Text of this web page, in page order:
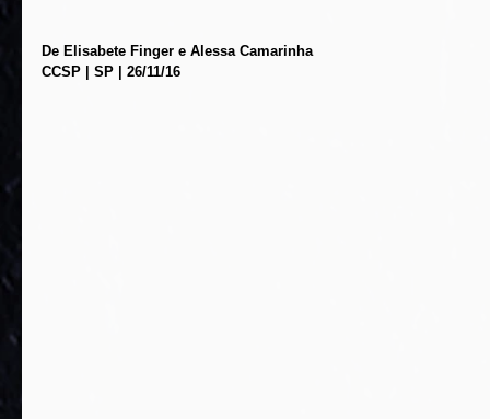
De Elisabete Finger e Alessa Camarinha
CCSP | SP | 26/11/16